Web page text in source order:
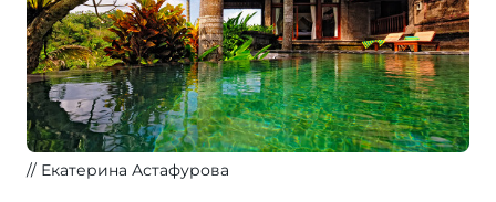
Екатерина Астафурова